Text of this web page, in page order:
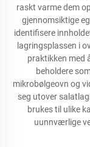
raskt varme dem
gjennomsiktige
identifisere
lagringsplassen i
praktikken med
beholdere
mikrobølgeovn og
seg utover
brukes til ulike
uunnværlige